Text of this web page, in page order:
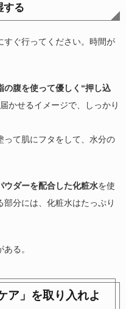
する
すぐ行ってください。時間が
の腹を使って優しく“押し込
かせるイメージで、しっかり
って肌にフタをして、水分の
ダーを配合した化粧水を使
分には、化粧水はたっぷり
る。
ア」を取り入れよ